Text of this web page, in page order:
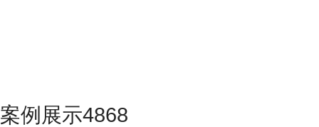
案例展示4868